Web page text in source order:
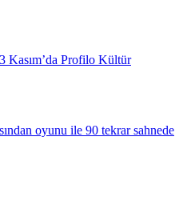
Kasım’da Profilo Kültür
oyunu ile 90 tekrar sahnede